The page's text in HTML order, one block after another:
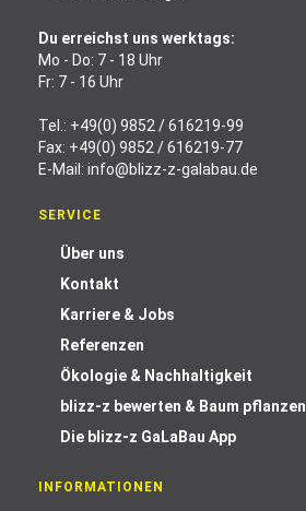
Du erreichst uns werktags:
Mo - Do: 7 - 18 Uhr
Fr: 7 - 16 Uhr
Tel.: +49(0) 9852 / 616219-99
Fax: +49(0) 9852 / 616219-77
E-Mail: info@blizz-z-galabau.de
SERVICE
Über uns
Kontakt
Karriere & Jobs
Referenzen
Ökologie & Nachhaltigkeit
blizz-z bewerten & Baum pflanzen
Die blizz-z GaLaBau App
INFORMATIONEN